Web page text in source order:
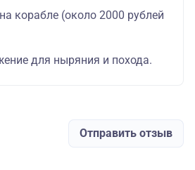
корабле (около 2000 рублей
для ныряния и похода.
Отправить отзыв